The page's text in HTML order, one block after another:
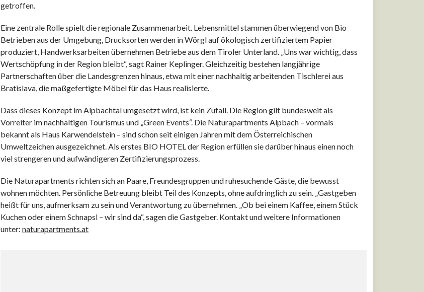
getroffen.
Eine zentrale Rolle spielt die regionale Zusammenarbeit. Lebensmittel stammen überwiegend von Bio
Betrieben aus der Umgebung, Drucksorten werden in Wörgl auf ökologisch zertifiziertem Papier
produziert, Handwerksarbeiten übernehmen Betriebe aus dem Tiroler Unterland. „Uns war wichtig, dass
Wertschöpfung in der Region bleibt“, sagt Rainer Keplinger. Gleichzeitig bestehen langjährige
Partnerschaften über die Landesgrenzen hinaus, etwa mit einer nachhaltig arbeitenden Tischlerei aus
Bratislava, die maßgefertigte Möbel für das Haus realisierte.
Dass dieses Konzept im Alpbachtal umgesetzt wird, ist kein Zufall. Die Region gilt bundesweit als
Vorreiter im nachhaltigen Tourismus und „Green Events“. Die Naturapartments Alpbach – vormals
bekannt als Haus Karwendelstein – sind schon seit einigen Jahren mit dem Österreichischen
Umweltzeichen ausgezeichnet. Als erstes BIO HOTEL der Region erfüllen sie darüber hinaus einen noch
viel strengeren und aufwändigeren Zertifizierungsprozess.
Die Naturapartments richten sich an Paare, Freundesgruppen und ruhesuchende Gäste, die bewusst
wohnen möchten. Persönliche Betreuung bleibt Teil des Konzepts, ohne aufdringlich zu sein. „Gastgeben
heißt für uns, aufmerksam zu sein und Verantwortung zu übernehmen. „Ob bei einem Kaffee, einem Stück
Kuchen oder einem Schnapsl – wir sind da“, sagen die Gastgeber. Kontakt und weitere Informationen
unter: naturapartments.at